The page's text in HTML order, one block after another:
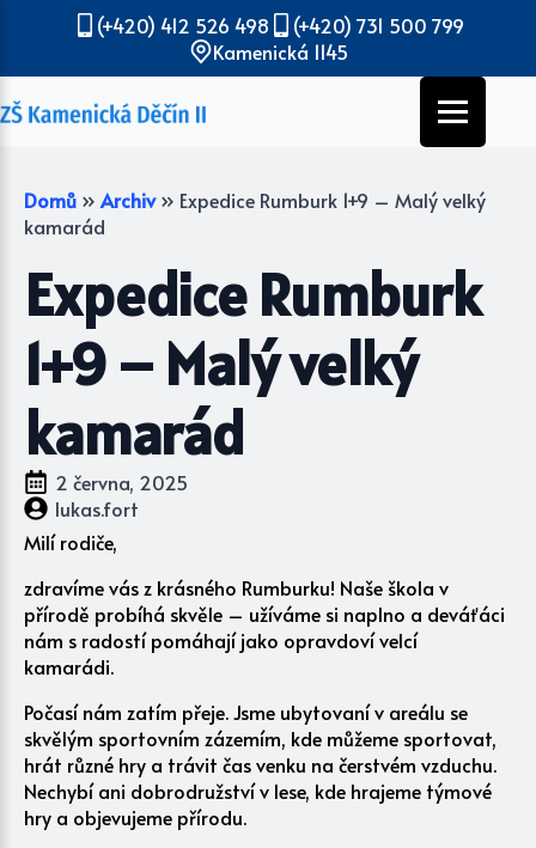
(+420) 412 526 498
(+420) 731 500 799
Kamenická 1145
Domů » Archiv » Expedice Rumburk 1+9 – Malý velký
kamarád
Expedice Rumburk
1+9 – Malý velký
kamarád
2 června, 2025
lukas.fort
Milí rodiče,
zdravíme vás z krásného Rumburku! Naše škola v
přírodě probíhá skvěle – užíváme si naplno a deváťáci
nám s radostí pomáhají jako opravdoví velcí
kamarádi.
Počasí nám zatím přeje. Jsme ubytovaní v areálu se
skvělým sportovním zázemím, kde můžeme sportovat,
hrát různé hry a trávit čas venku na čerstvém vzduchu.
Nechybí ani dobrodružství v lese, kde hrajeme týmové
hry a objevujeme přírodu.